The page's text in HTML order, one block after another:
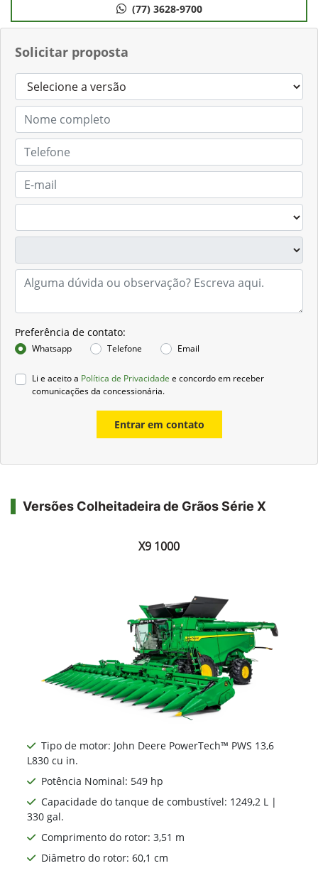
Solicitar proposta
Preferência de contato:
Whatsapp Telefone Email
Li e aceito a Política de Privacidade e concordo em receber
comunicações da concessionária.
Entrar em contato
(77) 3628-9700
Versões Colheitadeira de Grãos Série X
X9 1000
Tipo de motor: John Deere PowerTech™ PWS 13,6
L830 cu in.
Potência Nominal: 549 hp
Capacidade do tanque de combustível: 1249,2 L |
330 gal.
Comprimento do rotor: 3,51 m
Diâmetro do rotor: 60,1 cm